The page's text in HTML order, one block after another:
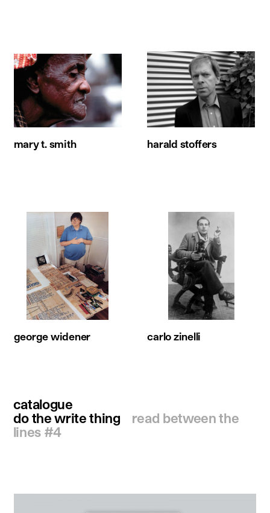
mary t. smith harald stoffers
george widener carlo zinelli
catalogue
do the write thing
read between the
lines #4